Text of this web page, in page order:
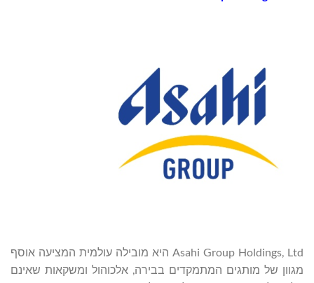
Asahi Group Holdings, Ltd היא מובילה עולמית המציעה אוסף
מגוון של מותגים המתמקדים בבירה, אלכוהול ומשקאות שאינם